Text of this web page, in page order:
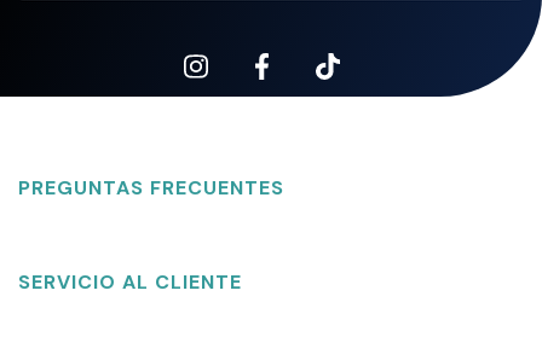
PREGUNTAS FRECUENTES
SERVICIO AL CLIENTE